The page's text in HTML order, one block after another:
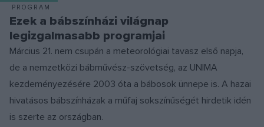
PROGRAM
Ezek a bábszínházi világnap
legizgalmasabb programjai
Március 21. nem csupán a meteorológiai tavasz első napja,
de a nemzetközi bábművész-szövetség, az UNIMA
kezdeményezésére 2003 óta a bábosok ünnepe is. A hazai
hivatásos bábszínházak a műfaj sokszínűségét hirdetik idén
is szerte az országban.